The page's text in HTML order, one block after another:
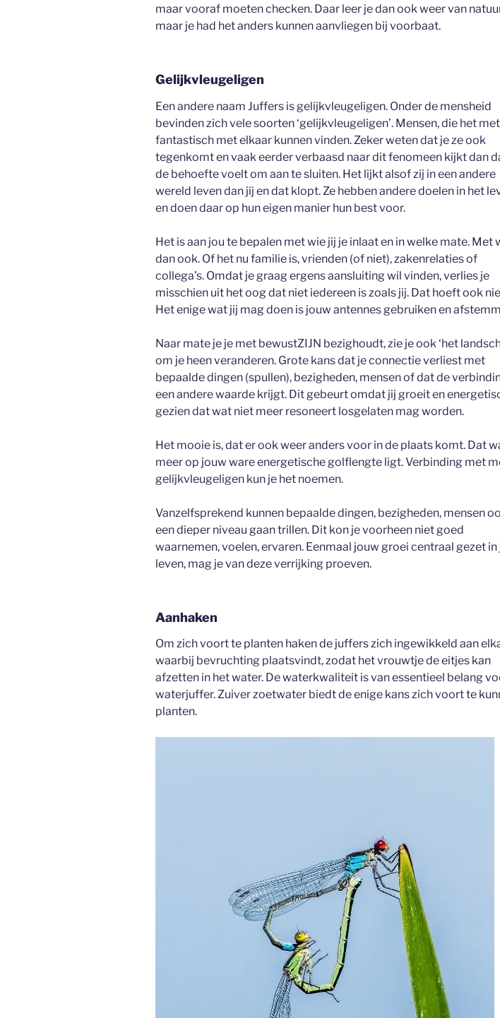
maar vooraf moeten checken. Daar leer je dan ook weer van
maar je had het anders kunnen aanvliegen bij voorbaat.
Gelijkvleugeligen
Een andere naam Juffers is gelijkvleugeligen. Onder de mensheid
bevinden zich vele soorten ‘gelijkvleugeligen’. Mensen, die het
fantastisch met elkaar kunnen vinden. Zeker weten dat je ze ook
tegenkomt en vaak eerder verbaasd naar dit fenomeen kijkt dan
de behoefte voelt om aan te sluiten. Het lijkt alsof zij in een andere
wereld leven dan jij en dat klopt. Ze hebben andere doelen in het
en doen daar op hun eigen manier hun best voor.
Het is aan jou te bepalen met wie jij je inlaat en in welke mate. Met
dan ook. Of het nu familie is, vrienden (of niet), zakenrelaties of
collega’s. Omdat je graag ergens aansluiting wil vinden, verlies je
misschien uit het oog dat niet iedereen is zoals jij. Dat hoeft ook
Het enige wat jij mag doen is jouw antennes gebruiken en
Naar mate je je met bewustZIJN bezighoudt, zie je ook ‘het
om je heen veranderen. Grote kans dat je connectie verliest met
bepaalde dingen (spullen), bezigheden, mensen of dat de
een andere waarde krijgt. Dit gebeurt omdat jij groeit en
gezien dat wat niet meer resoneert losgelaten mag worden.
Het mooie is, dat er ook weer anders voor in de plaats komt. Dat
meer op jouw ware energetische golflengte ligt. Verbinding met
gelijkvleugeligen kun je het noemen.
Vanzelfsprekend kunnen bepaalde dingen, bezigheden, mensen
een dieper niveau gaan trillen. Dit kon je voorheen niet goed
waarnemen, voelen, ervaren. Eenmaal jouw groei centraal gezet in
leven, mag je van deze verrijking proeven.
Aanhaken
Om zich voort te planten haken de juffers zich ingewikkeld aan
waarbij bevruchting plaatsvindt, zodat het vrouwtje de eitjes kan
afzetten in het water. De waterkwaliteit is van essentieel belang
waterjuffer. Zuiver zoetwater biedt de enige kans zich voort te
planten.